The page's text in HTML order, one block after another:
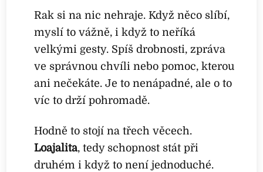
Rak si na nic nehraje. Když něco slíbí,
myslí to vážně, i když to neříká
velkými gesty. Spíš drobnosti, zpráva
ve správnou chvíli nebo pomoc, kterou
ani nečekáte. Je to nenápadné, ale o to
víc to drží pohromadě.
Hodně to stojí na třech věcech.
Loajalita, tedy schopnost stát při
druhém i když to není jednoduché.